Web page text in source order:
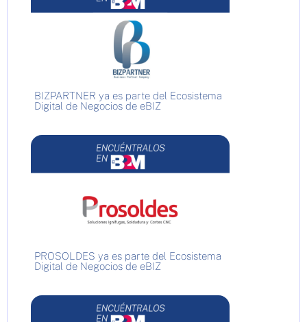
BIZPARTNER ya es parte del Ecosistema
Digital de Negocios de eBIZ
PROSOLDES ya es parte del Ecosistema
Digital de Negocios de eBIZ